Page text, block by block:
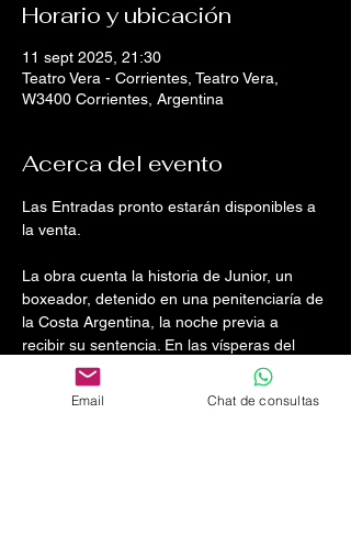
Horario y ubicación
11 sept 2025, 21:30
Teatro Vera - Corrientes, Teatro Vera,
W3400 Corrientes, Argentina
Acerca del evento
Las Entradas pronto estarán disponibles a
la venta.
La obra cuenta la historia de Junior, un
boxeador, detenido en una penitenciaría de
la Costa Argentina, la noche previa a
recibir su sentencia. En las vísperas del
veredicto, Junior, de manera confesional,
abrirá su corazón frente a los espectadores
Email Chat de consultas